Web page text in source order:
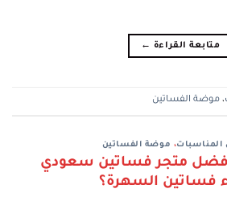
متابعة القراءة ←
، موضة الفساتين
المناسبات، موضة الفساتين
متجر فساتين سعودي
فساتين السهرة؟